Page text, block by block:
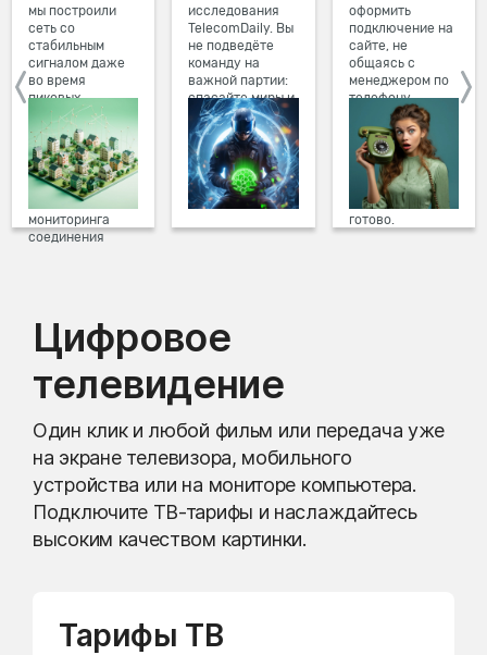
мы построили
сеть со
стабильным
сигналом даже
во время
пиковых
нагрузок в
вечернее время.
Мы постоянно
обновляем наше
оборудование в
домах, а система
мониторинга
соединения
исследования
TelecomDaily. Вы
не подведёте
команду на
важной партии:
спасайте миры и
побеждайте с
друзьями в
онлайн-играх.
оформить
подключение на
сайте, не
общаясь с
менеджером по
телефону.
Просто в три
клика заполните
форму заявки на
сайте, выберите
дату и время
подключения,
готово.
Цифровое
телевидение
Один клик и любой фильм или передача уже
на экране телевизора, мобильного
устройства или на мониторе компьютера.
Подключите ТВ-тарифы и наслаждайтесь
высоким качеством картинки.
Тарифы ТВ